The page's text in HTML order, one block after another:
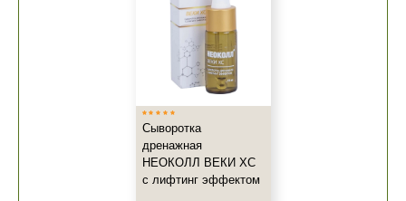
Сыворотка
дренажная
НЕОКОЛЛ ВЕКИ XC
с лифтинг эффектом